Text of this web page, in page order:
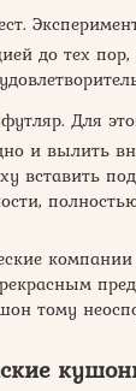
до тех
Для
и вылить
вставить
компании
тому